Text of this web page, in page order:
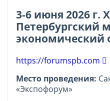
3-6 июня 2026 г.
Петербургский
экономический
https://forumspb.com
Место проведения:
«Экспофорум»